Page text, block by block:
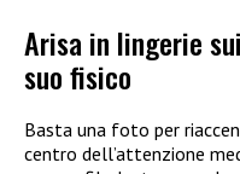
Arisa in lingerie
suo fisico
Basta una foto per
centro dell’attenzione